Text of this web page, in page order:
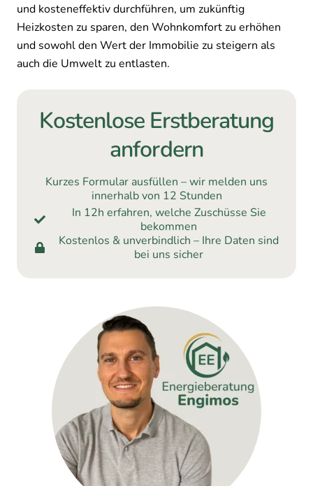
und kosteneffektiv durchführen, um zukünftig
Heizkosten zu sparen, den Wohnkomfort zu erhöhen
und sowohl den Wert der Immobilie zu steigern als
auch die Umwelt zu entlasten.
Kostenlose Erstberatung
anfordern
Kurzes Formular ausfüllen – wir melden uns
innerhalb von 12 Stunden
In 12h erfahren, welche Zuschüsse Sie
bekommen
Kostenlos & unverbindlich – Ihre Daten sind
bei uns sicher